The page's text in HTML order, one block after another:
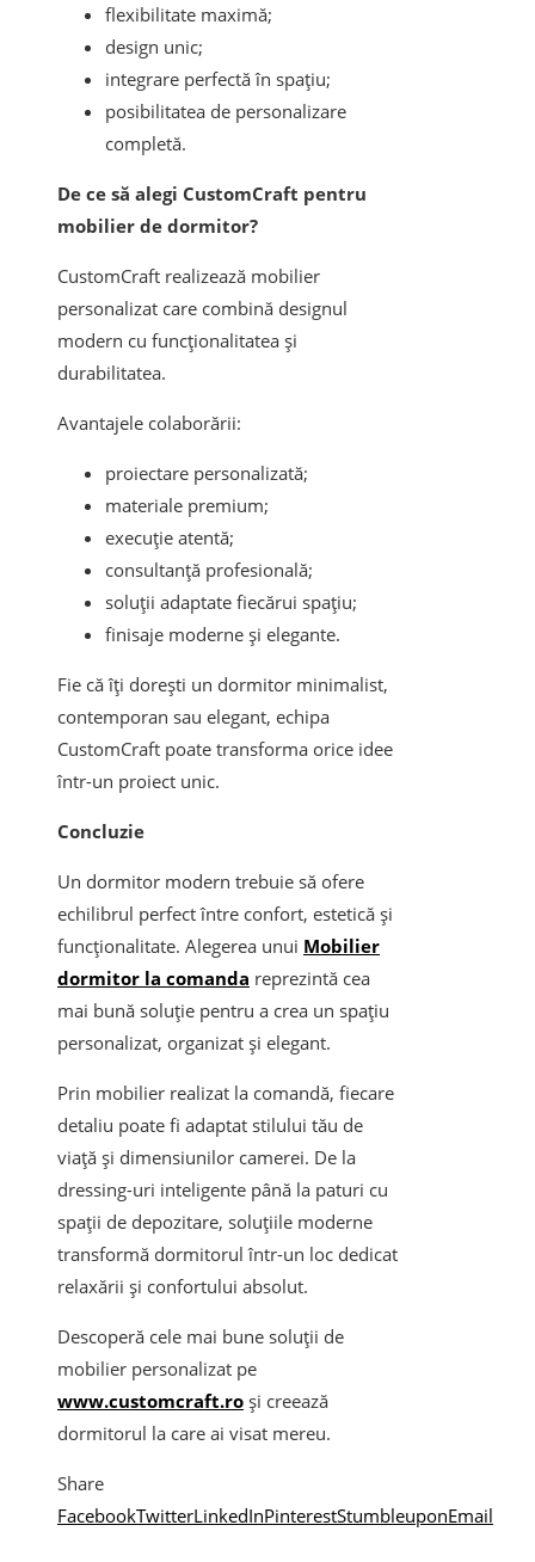
flexibilitate maximă;
design unic;
integrare perfectă în spațiu;
posibilitatea de personalizare
completă.
De ce să alegi CustomCraft pentru
mobilier de dormitor?
CustomCraft realizează mobilier
personalizat care combină designul
modern cu funcționalitatea și
durabilitatea.
Avantajele colaborării:
proiectare personalizată;
materiale premium;
execuție atentă;
consultanță profesională;
soluții adaptate fiecărui spațiu;
finisaje moderne și elegante.
Fie că îți dorești un dormitor minimalist,
contemporan sau elegant, echipa
CustomCraft poate transforma orice idee
într-un proiect unic.
Concluzie
Un dormitor modern trebuie să ofere
echilibrul perfect între confort, estetică și
funcționalitate. Alegerea unui Mobilier
dormitor la comanda reprezintă cea
mai bună soluție pentru a crea un spațiu
personalizat, organizat și elegant.
Prin mobilier realizat la comandă, fiecare
detaliu poate fi adaptat stilului tău de
viață și dimensiunilor camerei. De la
dressing-uri inteligente până la paturi cu
spații de depozitare, soluțiile moderne
transformă dormitorul într-un loc dedicat
relaxării și confortului absolut.
Descoperă cele mai bune soluții de
mobilier personalizat pe
www.customcraft.ro și creează
dormitorul la care ai visat mereu.
Share
FacebookTwitterLinkedInPinterestStumbleuponEmail